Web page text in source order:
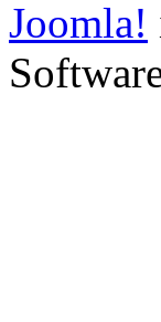
Joomla!